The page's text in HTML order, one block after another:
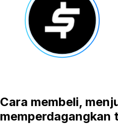
Cara membeli,
memperdagangkan